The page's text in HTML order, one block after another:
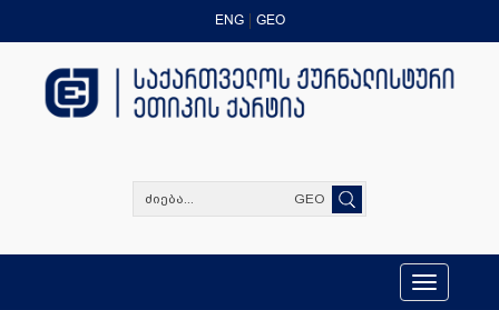
ENG GEO
GEO
Toggle
navigation